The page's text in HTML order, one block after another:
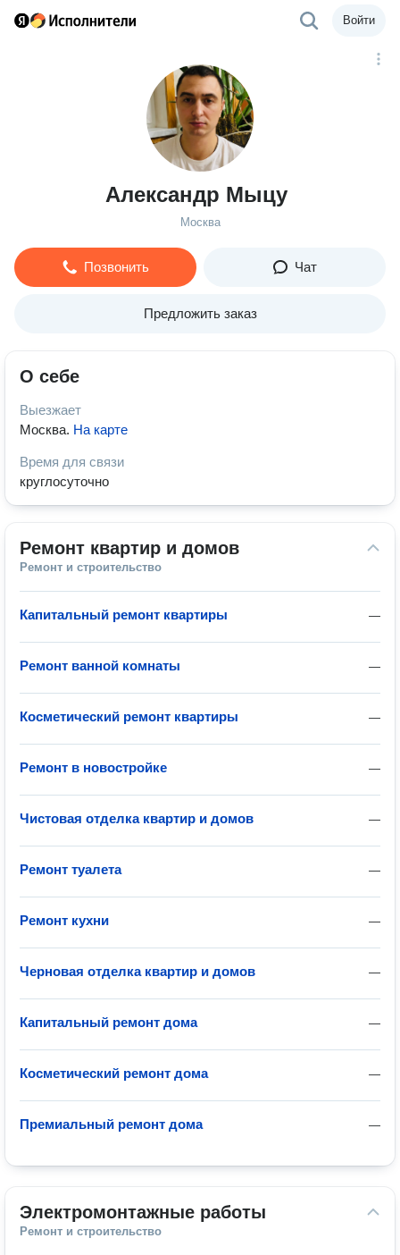
Войти
Александр Мыцу
Москва
Позвонить Чат
Предложить заказ
О себе
Выезжает
Москва. На карте
Время для связи
круглосуточно
Ремонт квартир и домов
Ремонт и строительство
—
Капитальный ремонт квартиры
—
Ремонт ванной комнаты
—
Косметический ремонт квартиры
—
Ремонт в новостройке
—
Чистовая отделка квартир и домов
—
Ремонт туалета
—
Ремонт кухни
—
Черновая отделка квартир и домов
—
Капитальный ремонт дома
—
Косметический ремонт дома
—
Премиальный ремонт дома
Электромонтажные работы
Ремонт и строительство